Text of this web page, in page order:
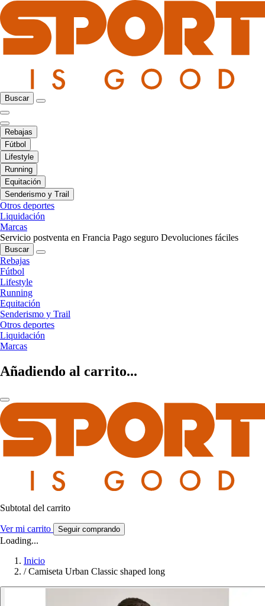
Buscar
Rebajas
Fútbol
Lifestyle
Running
Equitación
Senderismo y Trail
Otros deportes
Liquidación
Marcas
Servicio postventa en Francia Pago seguro Devoluciones fáciles
Buscar
Rebajas
Fútbol
Lifestyle
Running
Equitación
Senderismo y Trail
Otros deportes
Liquidación
Marcas
Añadiendo al carrito...
Subtotal del carrito
Ver mi carrito Seguir comprando
Loading...
Inicio
/ Camiseta Urban Classic shaped long